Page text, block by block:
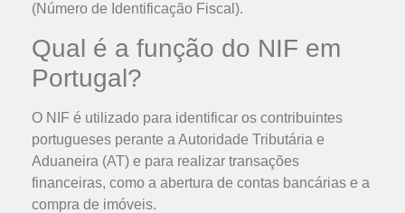
(Número de Identificação Fiscal).
Qual é a função do NIF em
Portugal?
O NIF é utilizado para identificar os contribuintes
portugueses perante a Autoridade Tributária e
Aduaneira (AT) e para realizar transações
financeiras, como a abertura de contas bancárias e a
compra de imóveis.